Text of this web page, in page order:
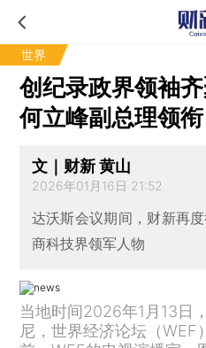
世界
创纪录政界领袖
何立峰副总理领衔
文｜财新 黄山
2026年01月16日 21:52
达沃斯会议期间，财新再
商科技界领军人物
当地时间2026年1月13日
尼，世界经济论坛（